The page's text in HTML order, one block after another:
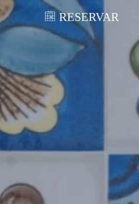
RESERVAR